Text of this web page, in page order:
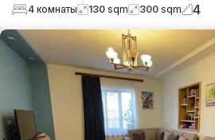
4 комнаты 130 sqm 300 sqm 4